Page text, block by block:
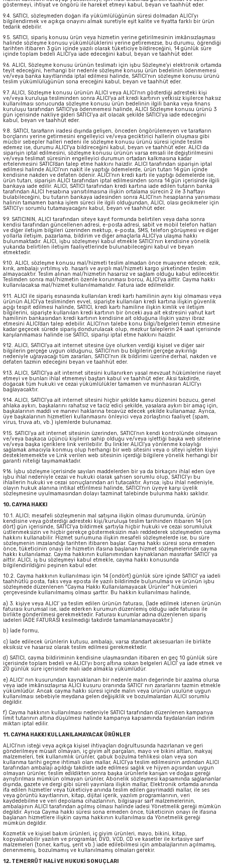
göstermeyi, ihtiyat ve öngörü ile hareket etmeyi kabul, beyan ve taahhüt eder.
9.4. SATICI, sözleşmeden doğan ifa yükümlülüğünün süresi dolmadan ALICI’yı
bilgilendirmek ve açıkça onayını almak suretiyle eşit kalite ve fiyatta farklı bir ürün
tedarik edebilir.
9.5. SATICI, sipariş konusu ürün veya hizmetin yerine getirilmesinin imkânsızlaşması
halinde sözleşme konusu yükümlülüklerini yerine getiremezse, bu durumu, öğrendiği
tarihten itibaren 3 gün içinde yazılı olarak tüketiciye bildireceğini, 14 günlük süre
içinde toplam bedeli ALICI’ya iade edeceğini kabul, beyan ve taahhüt eder.
9.6. ALICI, Sözleşme konusu ürünün teslimatı için işbu Sözleşme’yi elektronik ortamda
teyit edeceğini, herhangi bir nedenle sözleşme konusu ürün bedelinin ödenmemesi
ve/veya banka kayıtlarında iptal edilmesi halinde, SATICI’nın sözleşme konusu ürünü
teslim yükümlülüğünün sona ereceğini kabul, beyan ve taahhüt eder.
9.7. ALICI, Sözleşme konusu ürünün ALICI veya ALICI’nın gösterdiği adresteki kişi
ve/veya kuruluşa tesliminden sonra ALICI'ya ait kredi kartının yetkisiz kişilerce haksız
kullanılması sonucunda sözleşme konusu ürün bedelinin ilgili banka veya finans
kuruluşu tarafından SATICI'ya ödenmemesi halinde, ALICI Sözleşme konusu ürünü 3
gün içerisinde nakliye gideri SATICI’ya ait olacak şekilde SATICI’ya iade edeceğini
kabul, beyan ve taahhüt eder.
9.8. SATICI, tarafların iradesi dışında gelişen, önceden öngörülemeyen ve tarafların
borçlarını yerine getirmesini engelleyici ve/veya geciktirici hallerin oluşması gibi
mücbir sebepler halleri nedeni ile sözleşme konusu ürünü süresi içinde teslim
edemez ise, durumu ALICI'ya bildireceğini kabul, beyan ve taahhüt eder. ALICI da
siparişin iptal edilmesini, sözleşme konusu ürünün varsa emsali ile değiştirilmesini
ve/veya teslimat süresinin engelleyici durumun ortadan kalkmasına kadar
ertelenmesini SATICI’dan talep etme hakkını haizdir. ALICI tarafından siparişin iptal
edilmesi halinde ALICI’nın nakit ile yaptığı ödemelerde, ürün tutarı 14 gün içinde
kendisine nakden ve defaten ödenir. ALICI’nın kredi kartı ile yaptığı ödemelerde ise,
ürün tutarı, siparişin ALICI tarafından iptal edilmesinden sonra 14 gün içerisinde ilgili
bankaya iade edilir. ALICI, SATICI tarafından kredi kartına iade edilen tutarın banka
tarafından ALICI hesabına yansıtılmasına ilişkin ortalama sürecin 2 ile 3 haftayı
bulabileceğini, bu tutarın bankaya iadesinden sonra ALICI’nın hesaplarına yansıması
halinin tamamen banka işlem süreci ile ilgili olduğundan, ALICI, olası gecikmeler için
SATICI’yı sorumlu tutamayacağını kabul, beyan ve taahhüt eder.
9.9. SATICININ, ALICI tarafından siteye kayıt formunda belirtilen veya daha sonra
kendisi tarafından güncellenen adresi, e-posta adresi, sabit ve mobil telefon hatları
ve diğer iletişim bilgileri üzerinden mektup, e-posta, SMS, telefon görüşmesi ve diğer
yollarla iletişim, pazarlama, bildirim ve diğer amaçlarla ALICI’ya ulaşma hakkı
bulunmaktadır. ALICI, işbu sözleşmeyi kabul etmekle SATICI’nın kendisine yönelik
yukarıda belirtilen iletişim faaliyetlerinde bulunabileceğini kabul ve beyan
etmektedir.
9.10. ALICI, sözleşme konusu mal/hizmeti teslim almadan önce muayene edecek; ezik,
kırık, ambalajı yırtılmış vb. hasarlı ve ayıplı mal/hizmeti kargo şirketinden teslim
almayacaktır. Teslim alınan mal/hizmetin hasarsız ve sağlam olduğu kabul edilecektir.
Teslimden sonra mal/hizmetin özenle korunması borcu, ALICI’ya aittir. Cayma hakkı
kullanılacaksa mal/hizmet kullanılmamalıdır. Fatura iade edilmelidir.
9.11. ALICI ile sipariş esnasında kullanılan kredi kartı hamilinin aynı kişi olmaması veya
ürünün ALICI’ya tesliminden evvel, siparişte kullanılan kredi kartına ilişkin güvenlik
açığı tespit edilmesi halinde, SATICI, kredi kartı hamiline ilişkin kimlik ve iletişim
bilgilerini, siparişte kullanılan kredi kartının bir önceki aya ait ekstresini yahut kart
hamilinin bankasından kredi kartının kendisine ait olduğuna ilişkin yazıyı ibraz
etmesini ALICI’dan talep edebilir. ALICI’nın talebe konu bilgi/belgeleri temin etmesine
kadar geçecek sürede sipariş dondurulacak olup, mezkur taleplerin 24 saat içerisinde
karşılanmaması halinde ise SATICI, siparişi iptal etme hakkını haizdir.
9.12. ALICI, SATICI’ya ait internet sitesine üye olurken verdiği kişisel ve diğer sair
bilgilerin gerçeğe uygun olduğunu, SATICI’nın bu bilgilerin gerçeğe aykırılığı
nedeniyle uğrayacağı tüm zararları, SATICI’nın ilk bildirimi üzerine derhal, nakden ve
defaten tazmin edeceğini beyan ve taahhüt eder.
9.13. ALICI, SATICI’ya ait internet sitesini kullanırken yasal mevzuat hükümlerine riayet
etmeyi ve bunları ihlal etmemeyi baştan kabul ve taahhüt eder. Aksi takdirde,
doğacak tüm hukuki ve cezai yükümlülükler tamamen ve münhasıran ALICI’yı
bağlayacaktır.
9.14. ALICI, SATICI’ya ait internet sitesini hiçbir şekilde kamu düzenini bozucu, genel
ahlaka aykırı, başkalarını rahatsız ve taciz edici şekilde, yasalara aykırı bir amaç için,
başkalarının maddi ve manevi haklarına tecavüz edecek şekilde kullanamaz. Ayrıca,
üye başkalarının hizmetleri kullanmasını önleyici veya zorlaştırıcı faaliyet (spam,
virus, truva atı, vb.) işlemlerde bulunamaz.
9.15. SATICI’ya ait internet sitesinin üzerinden, SATICI’nın kendi kontrolünde olmayan
ve/veya başkaca üçüncü kişilerin sahip olduğu ve/veya işlettiği başka web sitelerine
ve/veya başka içeriklere link verilebilir. Bu linkler ALICI’ya yönlenme kolaylığı
sağlamak amacıyla konmuş olup herhangi bir web sitesini veya o siteyi işleten kişiyi
desteklememekte ve Link verilen web sitesinin içerdiği bilgilere yönelik herhangi bir
garanti niteliği taşımamaktadır.
9.16. İşbu sözleşme içerisinde sayılan maddelerden bir ya da birkaçını ihlal eden üye
işbu ihlal nedeniyle cezai ve hukuki olarak şahsen sorumlu olup, SATICI’yı bu
ihlallerin hukuki ve cezai sonuçlarından ari tutacaktır. Ayrıca; işbu ihlal nedeniyle,
olayın hukuk alanına intikal ettirilmesi halinde, SATICI’nın üyeye karşı üyelik
sözleşmesine uyulmamasından dolayı tazminat talebinde bulunma hakkı saklıdır.
10. CAYMA HAKKI
10.1. ALICI; mesafeli sözleşmenin mal satışına ilişkin olması durumunda, ürünün
kendisine veya gösterdiği adresteki kişi/kuruluşa teslim tarihinden itibaren 14 (on
dört) gün içerisinde, SATICI’ya bildirmek şartıyla hiçbir hukuki ve cezai sorumluluk
üstlenmeksizin ve hiçbir gerekçe göstermeksizin malı reddederek sözleşmeden cayma
hakkını kullanabilir. Hizmet sunumuna ilişkin mesafeli sözleşmelerde ise, bu süre
sözleşmenin imzalandığı tarihten itibaren başlar. Cayma hakkı süresi sona ermeden
önce, tüketicinin onayı ile hizmetin ifasına başlanan hizmet sözleşmelerinde cayma
hakkı kullanılamaz. Cayma hakkının kullanımından kaynaklanan masraflar SATICI’ ya
aittir. ALICI, iş bu sözleşmeyi kabul etmekle, cayma hakkı konusunda
bilgilendirildiğini peşinen kabul eder.
10.2. Cayma hakkının kullanılması için 14 (ondört) günlük süre içinde SATICI' ya iadeli
taahhütlü posta, faks veya eposta ile yazılı bildirimde bulunulması ve ürünün işbu
sözleşmede düzenlenen "Cayma Hakkı Kullanılamayacak Ürünler" hükümleri
çerçevesinde kullanılmamış olması şarttır. Bu hakkın kullanılması halinde,
a) 3. kişiye veya ALICI’ ya teslim edilen ürünün faturası, (İade edilmek istenen ürünün
faturası kurumsal ise, iade ederken kurumun düzenlemiş olduğu iade faturası ile
birlikte gönderilmesi gerekmektedir. Faturası kurumlar adına düzenlenen sipariş
iadeleri İADE FATURASI kesilmediği takdirde tamamlanamayacaktır.)
b) İade formu,
c) İade edilecek ürünlerin kutusu, ambalajı, varsa standart aksesuarları ile birlikte
eksiksiz ve hasarsız olarak teslim edilmesi gerekmektedir.
d) SATICI, cayma bildiriminin kendisine ulaşmasından itibaren en geç 10 günlük süre
içerisinde toplam bedeli ve ALICI’yı borç altına sokan belgeleri ALICI’ ya iade etmek ve
20 günlük süre içerisinde malı iade almakla yükümlüdür.
e) ALICI’ nın kusurundan kaynaklanan bir nedenle malın değerinde bir azalma olursa
veya iade imkânsızlaşırsa ALICI kusuru oranında SATICI’ nın zararlarını tazmin etmekle
yükümlüdür. Ancak cayma hakkı süresi içinde malın veya ürünün usulüne uygun
kullanılması sebebiyle meydana gelen değişiklik ve bozulmalardan ALICI sorumlu
değildir.
f) Cayma hakkının kullanılması nedeniyle SATICI tarafından düzenlenen kampanya
limit tutarının altına düşülmesi halinde kampanya kapsamında faydalanılan indirim
miktarı iptal edilir.
11. CAYMA HAKKI KULLANILAMAYACAK ÜRÜNLER
ALICI’nın isteği veya açıkça kişisel ihtiyaçları doğrultusunda hazırlanan ve geri
gönderilmeye müsait olmayan, iç giyim alt parçaları, mayo ve bikini altları, makyaj
malzemeleri, tek kullanımlık ürünler, çabuk bozulma tehlikesi olan veya son
kullanma tarihi geçme ihtimali olan mallar, ALICI’ya teslim edilmesinin ardından ALICI
tarafından ambalajı açıldığı takdirde iade edilmesi sağlık ve hijyen açısından uygun
olmayan ürünler, teslim edildikten sonra başka ürünlerle karışan ve doğası gereği
ayrıştırılması mümkün olmayan ürünler, Abonelik sözleşmesi kapsamında sağlananlar
dışında, gazete ve dergi gibi süreli yayınlara ilişkin mallar, Elektronik ortamda anında
ifa edilen hizmetler veya tüketiciye anında teslim edilen gayrimaddi mallar, ile ses
veya görüntü kayıtlarının, kitap, dijital içerik, yazılım programlarının, veri
kaydedebilme ve veri depolama cihazlarının, bilgisayar sarf malzemelerinin,
ambalajının ALICI tarafından açılmış olması halinde iadesi Yönetmelik gereği mümkün
değildir. Ayrıca Cayma hakkı süresi sona ermeden önce, tüketicinin onayı ile ifasına
başlanan hizmetlere ilişkin cayma hakkının kullanılması da Yönetmelik gereği
mümkün değildir.
Kozmetik ve kişisel bakım ürünleri, iç giyim ürünleri, mayo, bikini, kitap,
kopyalanabilir yazılım ve programlar, DVD, VCD, CD ve kasetler ile kırtasiye sarf
malzemeleri (toner, kartuş, şerit vb.) iade edilebilmesi için ambalajlarının açılmamış,
denenmemiş, bozulmamış ve kullanılmamış olmaları gerekir.
12. TEMERRÜT HALİ VE HUKUKİ SONUÇLARI